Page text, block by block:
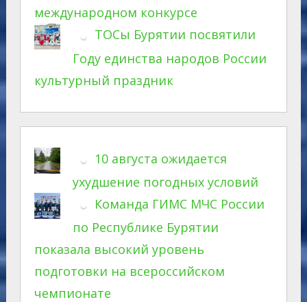
международном конкурсе
ТОСы Бурятии посвятили
Году единства народов России
культурный праздник
10 августа ожидается
ухудшение погодных условий
Команда ГИМС МЧС России
по Республике Бурятии
показала высокий уровень
подготовки на всероссийском
чемпионате